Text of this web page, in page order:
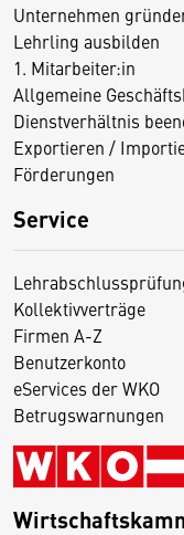
Unternehmen
Lehrling ausbilden
1. Mitarbeiter:in
Allgemeine
Dienstverhältnis
Exportieren /
Förderungen
Service
Kollektivverträge
Firmen A-Z
Benutzerkonto
eServices der WKO
Betrugswarnungen